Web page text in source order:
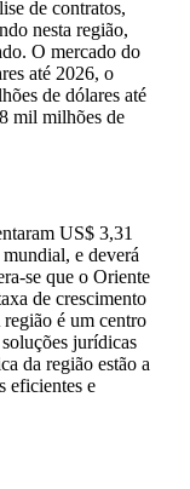
de contratos,
nesta região,
O mercado do
até 2026, o
de dólares até
mil milhões de
US$ 3,31
e deverá
se que o Oriente
de crescimento
é um centro
jurídicas
da região estão a
eficientes e